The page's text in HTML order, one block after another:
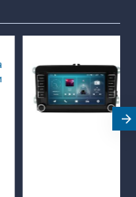
за VW Passat
Golf Skoda
Seat 7"
384.90€ (752.80